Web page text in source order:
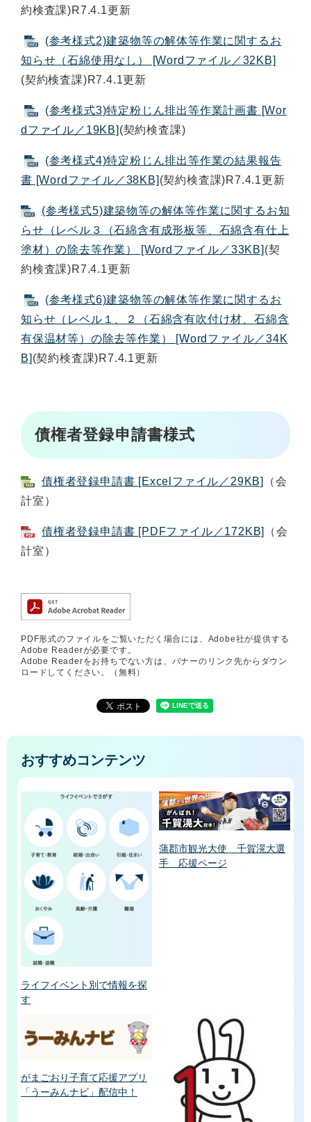
約検査課)R7.4.1更新
(参考様式2)建築物等の解体等作業に関するお
知らせ（石綿使用なし） [Wordファイル／32KB]
(契約検査課)R7.4.1更新
(参考様式3)特定粉じん排出等作業計画書 [Wor
dファイル／19KB] (契約検査課)
(参考様式4)特定粉じん排出等作業の結果報告
書 [Wordファイル／38KB] (契約検査課)R7.4.1更新
(参考様式5)建築物等の解体等作業に関するお知
らせ（レベル３（石綿含有成形板等、石綿含有仕上
塗材）の除去等作業） [Wordファイル／33KB] (契
約検査課)R7.4.1更新
(参考様式6)建築物等の解体等作業に関するお
知らせ（レベル１、２（石綿含有吹付け材、石綿含
有保温材等）の除去等作業） [Wordファイル／34K
B] (契約検査課)R7.4.1更新
債権者登録申請書様式
債権者登録申請書 [Excelファイル／29KB]
（会
計室）
債権者登録申請書 [PDFファイル／172KB]
（会
計室）
PDF形式のファイルをご覧いただく場合には、Adobe社が提供する
Adobe Readerが必要です。
Adobe Readerをお持ちでない方は、バナーのリンク先からダウン
ロードしてください。（無料）
おすすめコンテンツ
ライフイベント別で情報を探
す
蒲郡市観光大使 千賀滉大選
手 応援ページ
がまごおり子育て応援アプリ
「うーみんナビ」配信中！